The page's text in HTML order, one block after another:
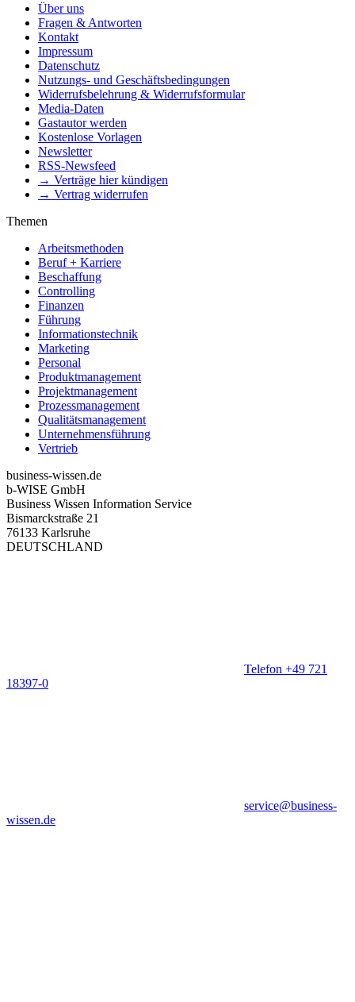
Über uns
Fragen & Antworten
Kontakt
Impressum
Datenschutz
Nutzungs- und Geschäftsbedingungen
Widerrufsbelehrung & Widerrufsformular
Media-Daten
Gastautor werden
Kostenlose Vorlagen
Newsletter
RSS-Newsfeed
→ Verträge hier kündigen
→ Vertrag widerrufen
Themen
Arbeitsmethoden
Beruf + Karriere
Beschaffung
Controlling
Finanzen
Führung
Informationstechnik
Marketing
Personal
Produktmanagement
Projektmanagement
Prozessmanagement
Qualitätsmanagement
Unternehmensführung
Vertrieb
business-wissen.de
b-WISE GmbH
Business Wissen Information Service
Bismarckstraße 21
76133 Karlsruhe
DEUTSCHLAND
Telefon +49 721
18397-0
service@business-
wissen.de